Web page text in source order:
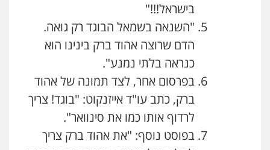
בישראל!!!"
"השנאה בשמאל הבוגד רק גואה.
הדם שרוצה אהוד ברק בינינו הוא
כנראה בלתי נמנע".
בפרסום אחר, לצד תמונה של אהוד
ברק, כתב עו"ד אייזנקוט: "בוגד! צריך
לרדוף אותו כמו את סינוואר".
בפוסט נוסף: "את אהוד ברק צריך